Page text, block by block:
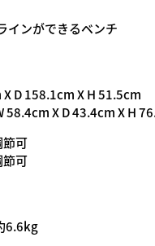
インができるベンチ
D 158.1cm X H 51.5cm
58.4cm X D 43.4cm X H
節可
節可
6.6kg